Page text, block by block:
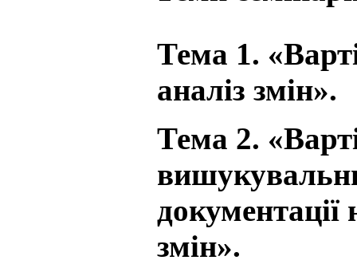
Тема 1.
аналіз змін».
Тема 2.
документації
змін».